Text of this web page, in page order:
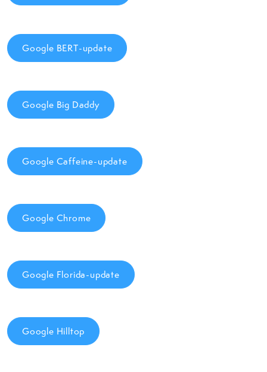
Google BERT-update
Google Big Daddy
Google Caffeine-update
Google Chrome
Google Florida-update
Google Hilltop